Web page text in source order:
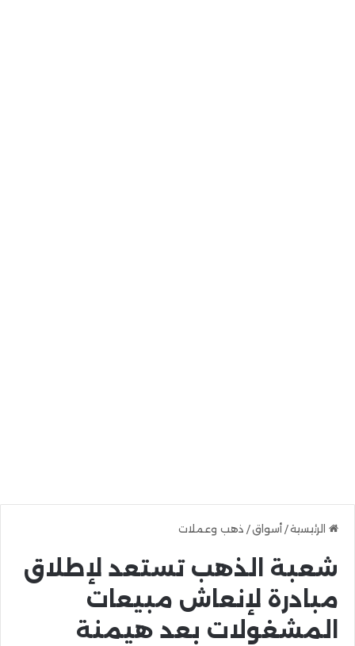
الرئيسية/ أسواق/ ذهب وعملات
شعبة الذهب تستعد لإطلاق
مبادرة لإنعاش مبيعات
المشغولات بعد هيمنة